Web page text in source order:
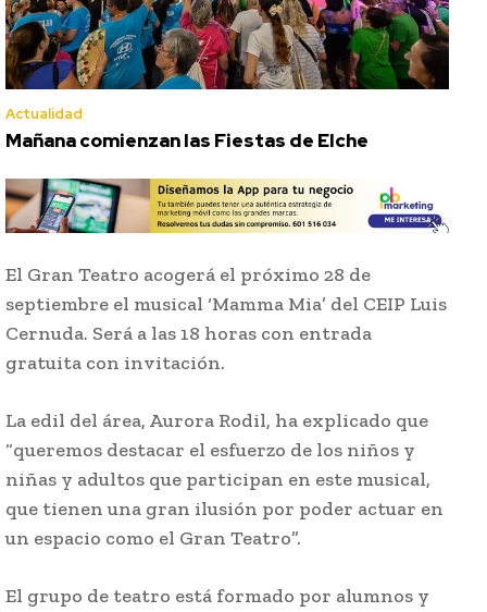
Actualidad
Mañana comienzan las Fiestas de Elche
El Gran Teatro acogerá el próximo 28 de
septiembre el musical ‘Mamma Mia’ del CEIP Luis
Cernuda. Será a las 18 horas con entrada
gratuita con invitación.
La edil del área, Aurora Rodil, ha explicado que
“queremos destacar el esfuerzo de los niños y
niñas y adultos que participan en este musical,
que tienen una gran ilusión por poder actuar en
un espacio como el Gran Teatro”.
El grupo de teatro está formado por alumnos y